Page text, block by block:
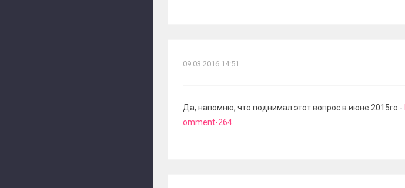
09.03.2016 14:51
Да, напомню, что поднимал этот вопрос в июне 2015го -
omment-264